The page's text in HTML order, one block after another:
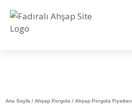
Ana Sayfa / Ahşap Pergola / Ahşap Pergola Fiyatları